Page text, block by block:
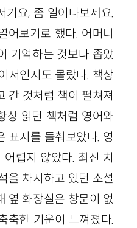
기요, 좀 일어나보세요.
어보기로 했다. 어머니
기억하는 것보다 좁았
서인지도 몰랐다. 책상
간 것처럼 책이 펼쳐져
상 읽던 책처럼 영어와
표지를 들춰보았다. 영
렵지 않았다. 최신 치
을 차지하고 있던 소설
옆 화장실은 창문이 없
축한 기운이 느껴졌다.